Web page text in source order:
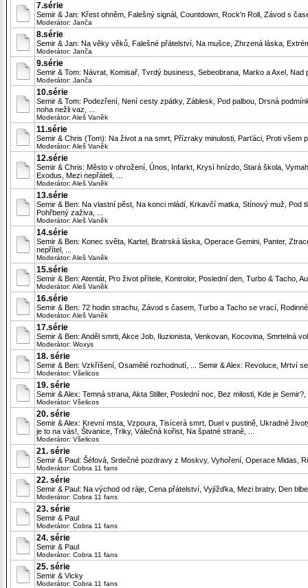
7.série
Semir & Jan: Křest ohněm, Falešný signál, Countdown, Rock'n Roll, Závod s
Moderátor: Janča
8.série
Semir & Jan: Na věky věků, Falešné přátelství, Na mušce, Zhrzená láska,
Moderátor: Janča
9.série
Semir & Tom: Návrat, Komisař, Tvrdý business, Sebeobrana, Marko a Axel,
Moderátor: Janča
10.série
Semir & Tom: Podezření, Není cesty zpátky, Záblesk, Pod palbou, Drsná
noha nežli vaz, ...
Moderátor: Aleš Vaněk
11.série
Semir & Chris (Tom): Na život a na smrt, Přízraky minulosti, Parťáci, Proti všem
Moderátor: Aleš Vaněk
12.série
Semir & Chris: Město v ohrožení, Únos, Infarkt, Krysí hnízdo, Stará škola,
Exodus, Mezi nepřáteli, ...
Moderátor: Aleš Vaněk
13.série
Semir & Ben: Na vlastní pěst, Na konci mládí, Krkavčí matka, Stínový muž, Pod
Pohřbený zaživa, ...
Moderátor: Aleš Vaněk
14.série
Semir & Ben: Konec světa, Kartel, Bratrská láska, Operace Gemini, Panter,
nepřítel, ...
Moderátor: Aleš Vaněk
15.série
Semir & Ben: Atentát, Pro život přítele, Kontrolor, Poslední den, Turbo & Tacho,
Moderátor: Aleš Vaněk
16.série
Semir & Ben: 72 hodin strachu, Závod s časem, Turbo a Tacho se vrací,
Moderátor: Aleš Vaněk
17.série
Semir & Ben: Anděl smrti, Akce Job, Iluzionista, Venkovan, Kocovina, Smrtelná
Moderátor: Woxys
18. série
Semir & Ben: Vzkříšení, Osamělé rozhodnutí, ... Semir & Alex: Revoluce, Mrtví
Moderátor: Všelicos
19. série
Semir & Alex: Temná strana, Akta Stiller, Poslední noc, Bez milosti, Kde je
Moderátor: Všelicos
20. série
Semir & Alex: Krevní msta, Vzpoura, Tisícerá smrt, Duel v pustině, Ukradné
je to na vás!, Štvanice, Triky, Válečná kořist, Na špatné straně, ...
Moderátor: Všelicos
21. série
Semir & Paul: Šéfová, Srdečné pozdravy z Moskvy, Vyhoření, Operace Midas,
Moderátor: Cobra 11 fans
22. série
Semir & Paul: Na východ od ráje, Cena přátelství, Vyjížďka, Mezi bratry, Den
Moderátor: Cobra 11 fans
23. série
Semir & Paul
Moderátor: Cobra 11 fans
24. série
Semir & Paul
Moderátor: Cobra 11 fans
25. série
Semir & Vicky
Moderátor: Cobra 11 fans